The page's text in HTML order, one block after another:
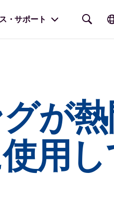
・サポート
が熱
用し